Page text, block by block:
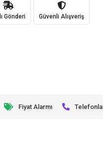
Gönderi Güvenli Alışveriş
Fiyat Alarmı